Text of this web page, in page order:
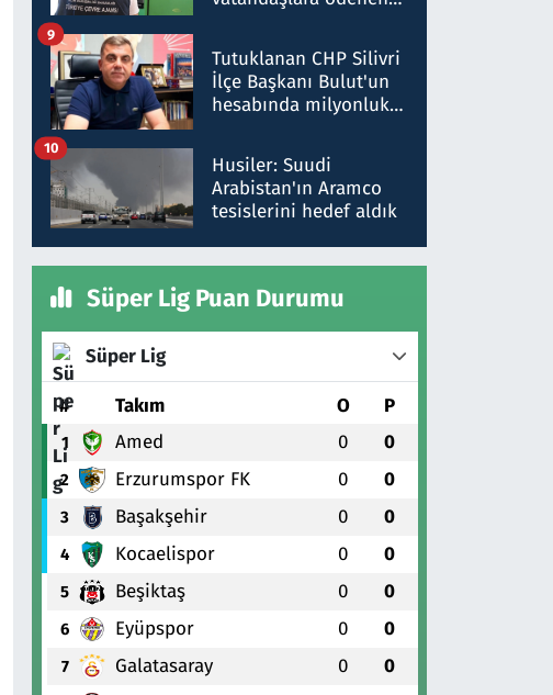
düşürüldüğü" iddiasını
yalanladı
Tutuklanan CHP Silivri
İlçe Başkanı Bulut'un
hesabında milyonluk
talimat verdi, ben
gönderdim
9
Husiler: Suudi
Arabistan'ın Aramco
tesislerini hedef aldık
10
Süper Lig Puan Durumu
Süper Lig
# Takım O P
1 Amed 0 0
2 Erzurumspor FK 0 0
3 Başakşehir 0 0
4 Kocaelispor 0 0
5 Beşiktaş 0 0
6 Eyüpspor 0 0
7 Galatasaray 0 0